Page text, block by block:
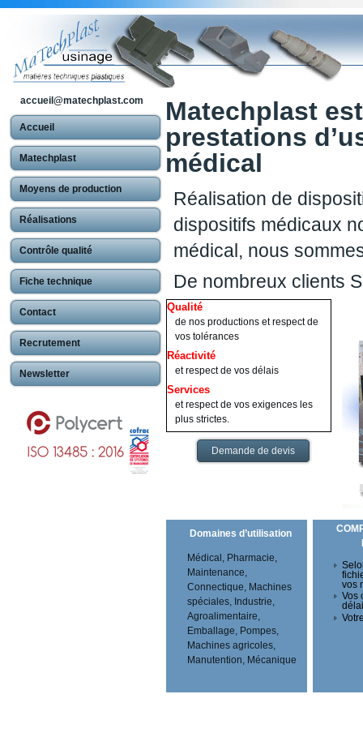
accueil@matechplast.com
Accueil
Matechplast
Moyens de production
Réalisations
Contrôle qualité
Fiche technique
Contact
Recrutement
Newsletter
Matechplast
prestations
médical
Réalisation de
dispositifs médicaux
médical, nous
De nombreux clients
Qualité
de nos productions et respect de
vos tolérances
Réactivité
et respect de vos délais
Services
et respect de vos exigences les
plus strictes.
Demande de devis
Domaines d’utilisation
Médical, Pharmacie,
Maintenance,
Connectique, Machines
spéciales, Industrie,
Agroalimentaire,
Emballage, Pompes,
Machines agricoles,
Manutention, Mécanique
vos
Vos